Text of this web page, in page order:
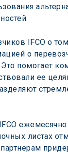
IFCO о
о
помогает
ее
листах